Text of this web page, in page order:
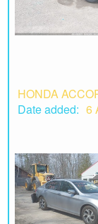
HONDA
Date added: 6